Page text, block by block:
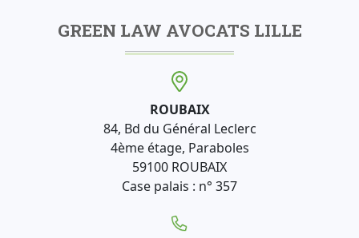
GREEN LAW AVOCATS LILLE
ROUBAIX
84, Bd du Général Leclerc
4ème étage, Paraboles
59100 ROUBAIX
Case palais : n° 357